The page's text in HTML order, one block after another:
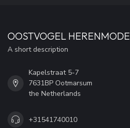
OOSTVOGEL HERENMODE
A short description
Kapelstraat 5-7
7631BP Ootmarsum
the Netherlands
+31541740010